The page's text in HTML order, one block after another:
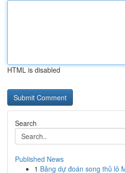
HTML is disabled
Search
Published News
1 Bảng dự đoán song thủ lô